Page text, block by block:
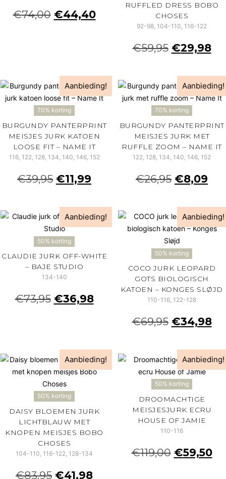
€74,00 €44,40
RUFFLED DRESS BOBO
CHOSES
92-98, 104-110, 116-122
€59,95 €29,98
Aanbieding!
70% korting
BURGUNDY PANTERPRINT
MEISJES JURK KATOEN
LOOSE FIT – NAME IT
116, 122, 128, 134, 140, 146, 152
€39,95 €11,99
Aanbieding!
70% korting
BURGUNDY PANTERPRINT
MEISJES JURK MET
RUFFLE ZOOM – NAME IT
122, 128, 134, 140, 146, 152
€26,95 €8,09
Aanbieding!
50% korting
CLAUDIE JURK OFF-WHITE
– BAJE STUDIO
134-140
€73,95 €36,98
Aanbieding!
50% korting
COCO JURK LEOPARD
GOTS BIOLOGISCH
KATOEN – KONGES SLØJD
110-116, 122-128
€69,95 €34,98
Aanbieding!
50% korting
DAISY BLOEMEN JURK
LICHTBLAUW MET
KNOPEN MEISJES BOBO
CHOSES
104-110, 116-122, 128-134
€83,95 €41,98
Aanbieding!
50% korting
DROOMACHTIGE
MEISJESJURK ECRU
HOUSE OF JAMIE
110-116
€119,00 €59,50